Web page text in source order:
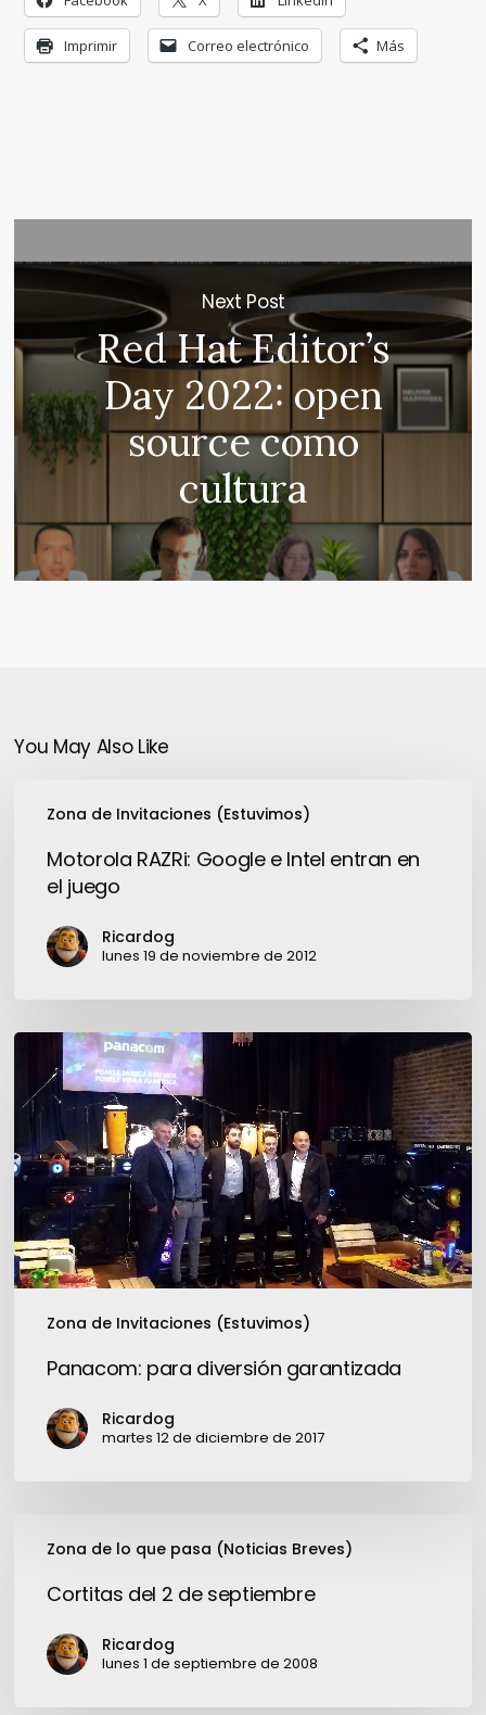
Imprimir Correo electrónico Más
Next Post
Red Hat Editor’s
Day 2022: open
source como
cultura
You May Also Like
Zona de Invitaciones (Estuvimos)
RAZRi:
entran
Motorola RAZRi: Google e Intel entran en
el juego
Ricardog
lunes 19 de noviembre de 2012
Zona de Invitaciones (Estuvimos)
Panacom:
diversión
garantizada
Panacom: para diversión garantizada
Ricardog
martes 12 de diciembre de 2017
Zona de lo que pasa (Noticias Breves)
septiembre
Cortitas del 2 de septiembre
Ricardog
lunes 1 de septiembre de 2008